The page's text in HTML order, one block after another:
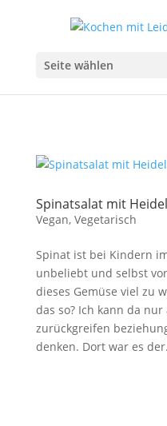
Seite wählen
Spinatsalat mit
Vegan, Vegetarisch
Spinat ist bei Kindern
unbeliebt und selbst
dieses Gemüse viel zu
das so? Ich kann da
zurückgreifen
denken. Dort war es